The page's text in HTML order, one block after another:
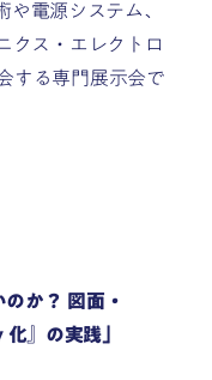
や電源システム、
クス・エレクトロ
する専門展示会で
か？ 図面・
』の実践」